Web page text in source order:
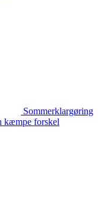
Sommerklargøring
kæmpe forskel